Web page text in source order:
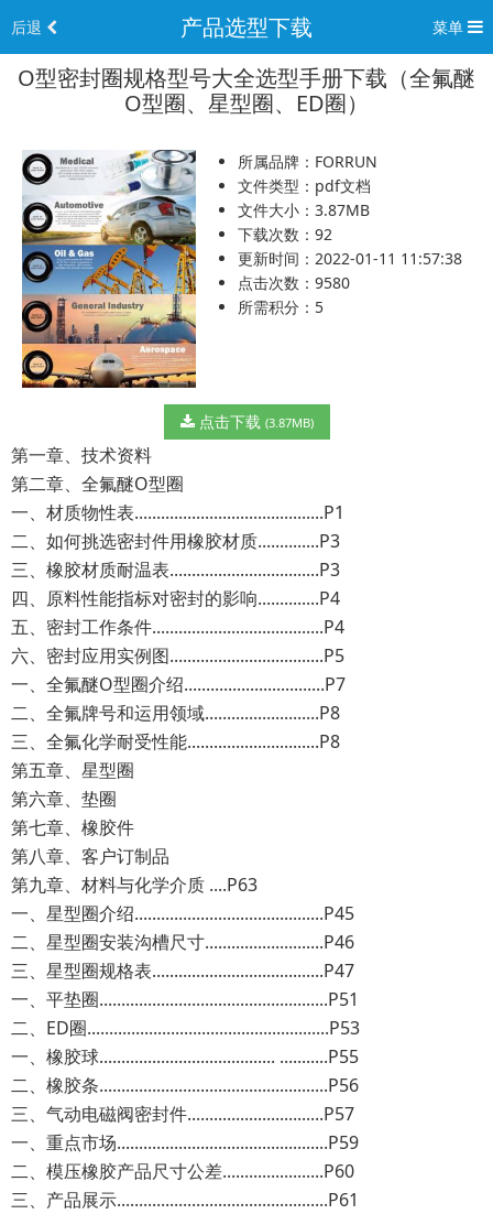
后退 产品选型下载 菜单
O型密封圈规格型号大全选型手册下载（全氟醚
O型圈、星型圈、ED圈）
所属品牌：FORRUN
文件类型：pdf文档
文件大小：3.87MB
下载次数：92
更新时间：2022-01-11 11:57:38
点击次数：9580
所需积分：5
点击下载 (3.87MB)
第一章、技术资料
第二章、全氟醚O型圈
一、材质物性表...........................................P1
二、如何挑选密封件用橡胶材质..............P3
三、橡胶材质耐温表..................................P3
四、原料性能指标对密封的影响..............P4
五、密封工作条件.......................................P4
六、密封应用实例图...................................P5
一、全氟醚O型圈介绍................................P7
二、全氟牌号和运用领域..........................P8
三、全氟化学耐受性能..............................P8
第五章、星型圈
第六章、垫圈
第七章、橡胶件
第八章、客户订制品
第九章、材料与化学介质 ....P63
一、星型圈介绍...........................................P45
二、星型圈安装沟槽尺寸...........................P46
三、星型圈规格表.......................................P47
一、平垫圈....................................................P51
二、ED圈.......................................................P53
一、橡胶球........................................ ...........P55
二、橡胶条....................................................P56
三、气动电磁阀密封件...............................P57
一、重点市场................................................P59
二、模压橡胶产品尺寸公差.......................P60
三、产品展示................................................P61